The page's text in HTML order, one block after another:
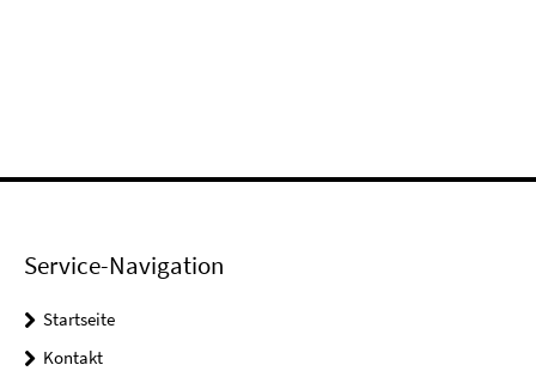
Service-Navigation
Startseite
Kontakt